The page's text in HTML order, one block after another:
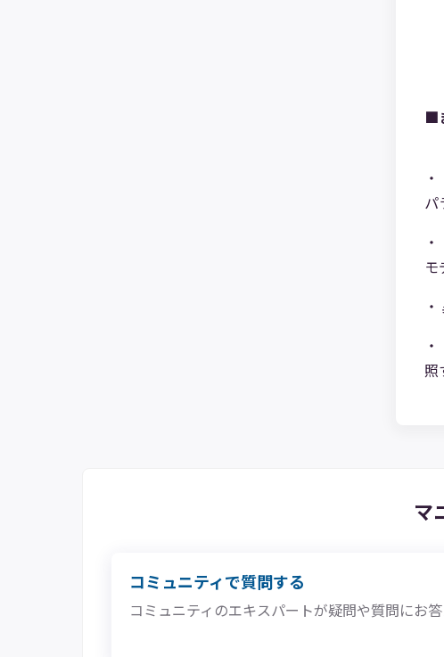
■
パ
モ
照
マ
コミュニティで質問する
コミュニティのエキスパートが疑問や質問にお